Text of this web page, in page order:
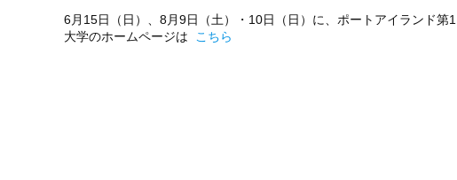
6月15日（日）、8月9日（土）・10日（日）に、ポートアイランド第
大学のホームページは
こちら